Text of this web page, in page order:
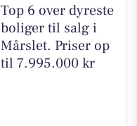
Top 6 over dyreste
boliger til salg i
Mårslet. Priser op
til 7.995.000 kr